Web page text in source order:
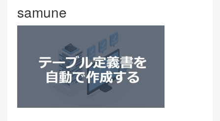
samune